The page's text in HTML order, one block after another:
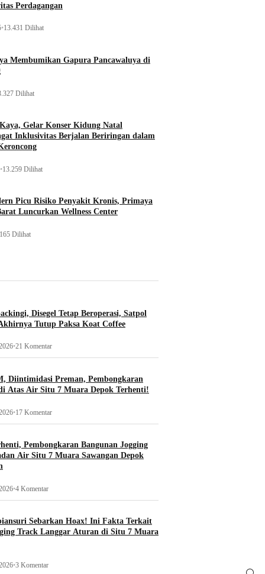
Perdagangan
•13.431 Dilihat
Membumikan Gapura Pancawaluya di
Dilihat
Gelar Konser Kidung Natal
Inklusivitas Berjalan Beriringan dalam
•13.259 Dilihat
Picu Risiko Penyakit Kronis, Primaya
Luncurkan Wellness Center
Dilihat
Disegel Tetap Beroperasi, Satpol
Tutup Paksa Koat Coffee
•21 Komentar
Diintimidasi Preman, Pembongkaran
Atas Air Situ 7 Muara Depok Terhenti!
•17 Komentar
Pembongkaran Bangunan Jogging
Air Situ 7 Muara Sawangan Depok
•4 Komentar
Sebarkan Hoax! Ini Fakta Terkait
Track Langgar Aturan di Situ 7 Muara
•3 Komentar